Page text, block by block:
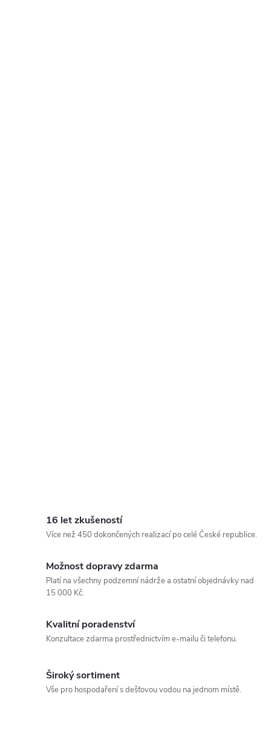
16 let zkušeností
Více než 450 dokončených realizací po celé České republice.
Možnost dopravy zdarma
Platí na všechny podzemní nádrže a ostatní objednávky nad
15 000 Kč.
Kvalitní poradenství
Konzultace zdarma prostřednictvím e-mailu či telefonu.
Široký sortiment
Vše pro hospodaření s dešťovou vodou na jednom místě.